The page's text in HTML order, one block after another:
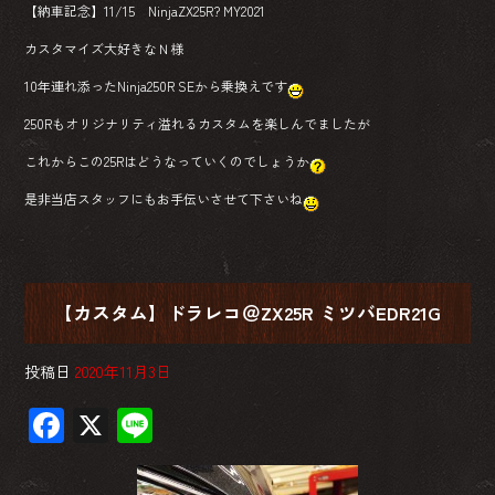
【納車記念】11/15 NinjaZX25R? MY2021
カスタマイズ大好きなＮ様
10年連れ添ったNinja250R SEから乗換えです
250Rもオリジナリティ溢れるカスタムを楽しんでましたが
これからこの25Rはどうなっていくのでしょうか
是非当店スタッフにもお手伝いさせて下さいね
【カスタム】ドラレコ＠ZX25R ミツバEDR21G
投稿日 2020年11月3日
F X
ne